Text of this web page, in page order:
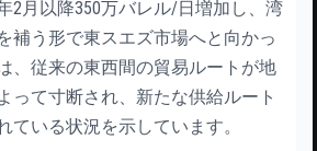
2月以降350万バレル/日増加し、湾
補う形で東スエズ市場へと向かっ
、従来の東西間の貿易ルートが地
って寸断され、新たな供給ルート
ている状況を示しています。